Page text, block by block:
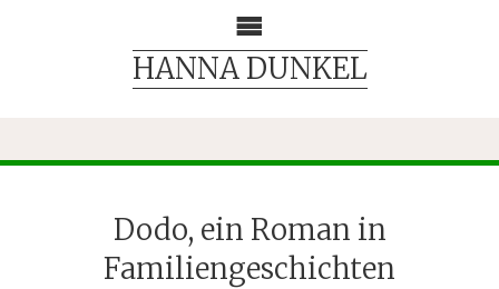
HANNA DUNKEL
Dodo, ein Roman in
Familiengeschichten